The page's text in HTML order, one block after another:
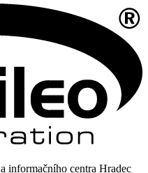
informačního centra Hradec